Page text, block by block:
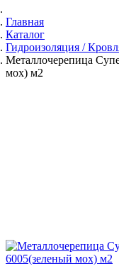
Главная
Каталог
Гидроизоляция /
Металлочерепица
мох) м2